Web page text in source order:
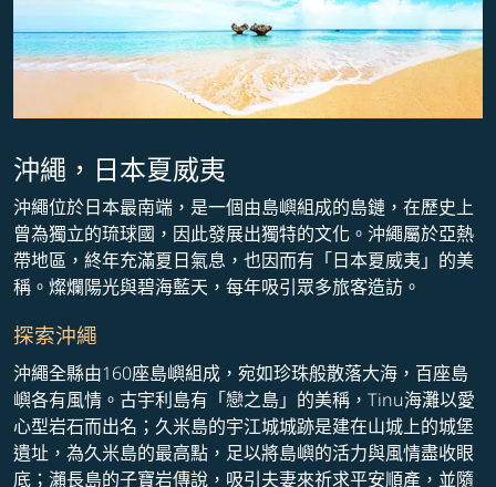
沖繩，日本夏威夷
沖繩位於日本最南端，是一個由島嶼組成的島鏈，在歷史上
曾為獨立的琉球國，因此發展出獨特的文化。沖繩屬於亞熱
帶地區，終年充滿夏日氣息，也因而有「日本夏威夷」的美
稱。燦爛陽光與碧海藍天，每年吸引眾多旅客造訪。
探索沖繩
沖繩全縣由160座島嶼組成，宛如珍珠般散落大海，百座島
嶼各有風情。古宇利島有「戀之島」的美稱，Tinu海灘以愛
心型岩石而出名；久米島的宇江城城跡是建在山城上的城堡
遺址，為久米島的最高點，足以將島嶼的活力與風情盡收眼
底；瀨長島的子寶岩傳說，吸引夫妻來祈求平安順產，並隨